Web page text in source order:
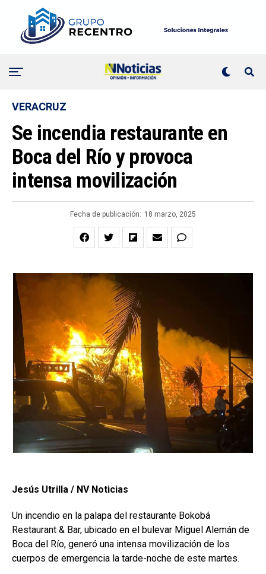
VERACRUZ
Se incendia restaurante en
Boca del Río y provoca
intensa movilización
Fecha de publicación: 18 marzo, 2025
Jesús Utrilla / NV Noticias
Un incendio en la palapa del restaurante Bokobá
Restaurant & Bar, ubicado en el bulevar Miguel Alemán de
Boca del Río, generó una intensa movilización de los
cuerpos de emergencia la tarde-noche de este martes.